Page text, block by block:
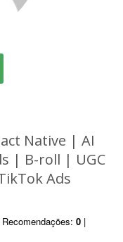
Native | AI
| B-roll | UGC
Ads
Recomendações: 0 |